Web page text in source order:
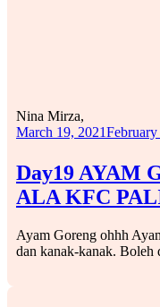
Day19 AYAM
ALA KFC
Nina Mirza,
March 19, 2021
Ayam Goreng ohhh
dan kanak-kanak.